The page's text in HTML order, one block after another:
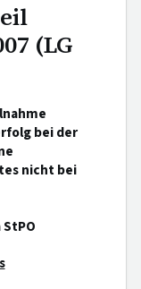
(LG
bei der
nicht bei